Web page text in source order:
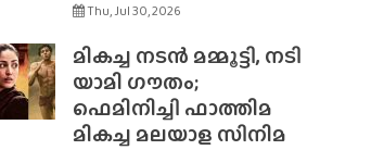
Thu, Jul 30, 2026
മികച്ച നടൻ മമ്മൂട്ടി, നടി
യാമി ഗൗതം;
ഫെമിനിച്ചി ഫാത്തിമ
മികച്ച മലയാള സിനിമ